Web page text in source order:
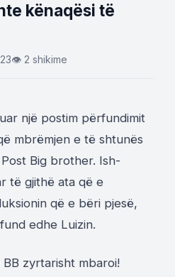
kënaqësi të
👁 2 shikime
një postim përfundimit
mbrëmjen e të shtunës
Big brother. Ish-
të gjithë ata që e
që e bëri pjesë,
edhe Luizin.
BB zyrtarisht mbaroi!